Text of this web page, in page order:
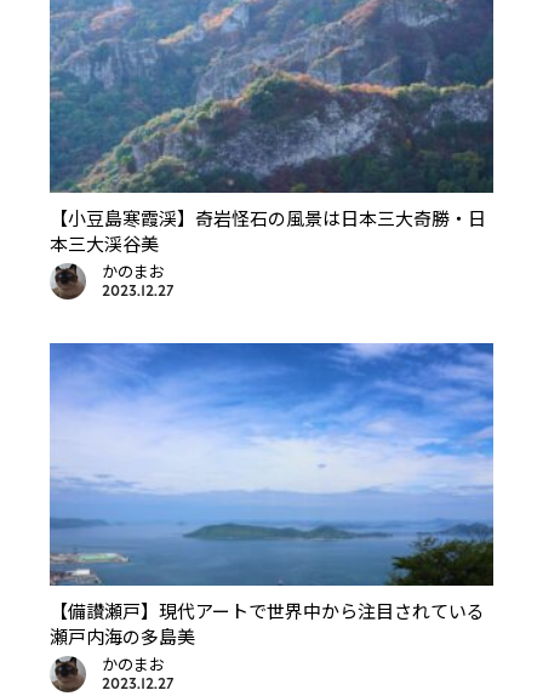
【小豆島寒霞渓】奇岩怪石の風景は日本三大奇勝・日
本三大渓谷美
かのまお
2023.12.27
【備讃瀬戸】現代アートで世界中から注目されている
瀬戸内海の多島美
かのまお
2023.12.27